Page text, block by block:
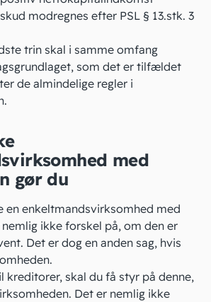
modregnes efter PSL § 13.stk. 3
trin skal i samme omfang
som det er tilfældet
de almindelige regler i
.
med
gør du
en enkeltmandsvirksomhed med
ikke forskel på, om den er
Det er dog en anden sag, hvis
kreditorer, skal du få styr på denne,
Det er nemlig ikke